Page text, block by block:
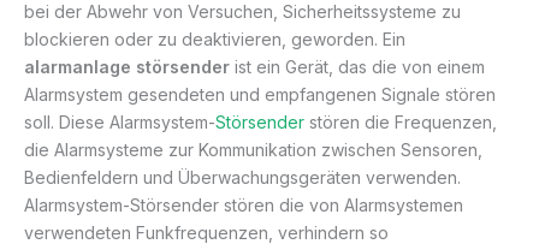
bei der Abwehr von Versuchen, Sicherheitssysteme zu
blockieren oder zu deaktivieren, geworden. Ein
alarmanlage störsender ist ein Gerät, das die von einem
Alarmsystem gesendeten und empfangenen Signale stören
soll. Diese Alarmsystem-Störsender stören die Frequenzen,
die Alarmsysteme zur Kommunikation zwischen Sensoren,
Bedienfeldern und Überwachungsgeräten verwenden.
Alarmsystem-Störsender stören die von Alarmsystemen
verwendeten Funkfrequenzen, verhindern so